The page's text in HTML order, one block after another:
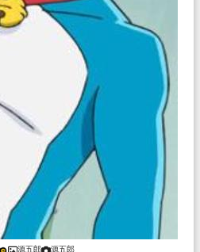
源五郎 源五郎